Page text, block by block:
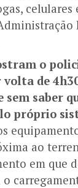
o
de
saber
próprio
ao
em que